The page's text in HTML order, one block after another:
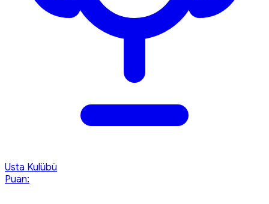
Usta Kulübü
Puan: